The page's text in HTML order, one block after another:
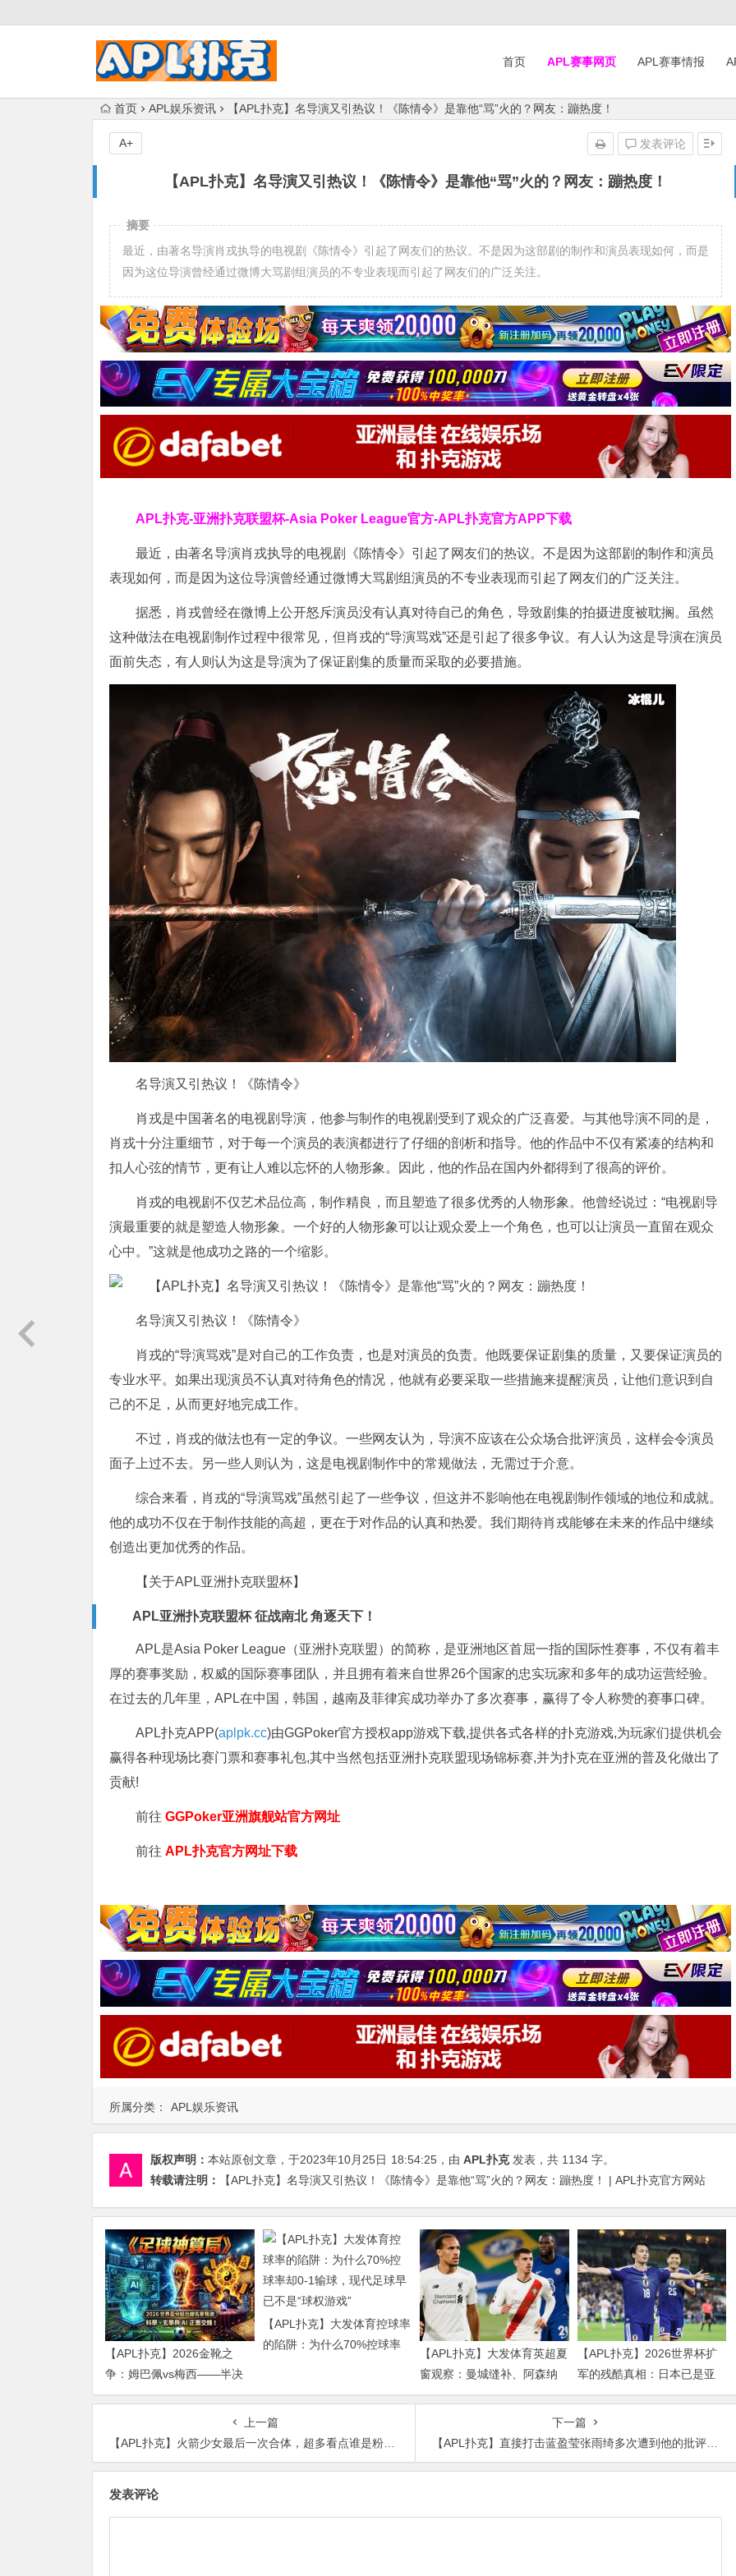
首页 APL赛事网页 APL赛事情报
首页 APL娱乐资讯 【APL扑克】名导演又引热议！《陈情令》是靠他“骂”火的？网友：蹦热度！
【APL扑克】名导演又引热议！《陈情令》是靠他“骂”火的？网友：蹦热度！
发表评论
A+
所属分类： APL娱乐资讯
摘要
最近，由著名导演肖戎执导的电视剧《陈情令》引起了网友们的热议。不是因为这部剧的制作和演员表现如何，而是
因为这位导演曾经通过微博大骂剧组演员的不专业表现而引起了网友们的广泛关注。
APL扑克-亚洲扑克联盟杯-Asia Poker League官方-APL扑克官方APP下载
最近，由著名导演肖戎执导的电视剧《陈情令》引起了网友们的热议。不是因为这部剧的制作和演员
表现如何，而是因为这位导演曾经通过微博大骂剧组演员的不专业表现而引起了网友们的广泛关注。
据悉，肖戎曾经在微博上公开怒斥演员没有认真对待自己的角色，导致剧集的拍摄进度被耽搁。虽然
这种做法在电视剧制作过程中很常见，但肖戎的“导演骂戏”还是引起了很多争议。有人认为这是导演在演员
面前失态，有人则认为这是导演为了保证剧集的质量而采取的必要措施。
名导演又引热议！《陈情令》
肖戎是中国著名的电视剧导演，他参与制作的电视剧受到了观众的广泛喜爱。与其他导演不同的是，
肖戎十分注重细节，对于每一个演员的表演都进行了仔细的剖析和指导。他的作品中不仅有紧凑的结构和
扣人心弦的情节，更有让人难以忘怀的人物形象。因此，他的作品在国内外都得到了很高的评价。
肖戎的电视剧不仅艺术品位高，制作精良，而且塑造了很多优秀的人物形象。他曾经说过：“电视剧导
演最重要的就是塑造人物形象。一个好的人物形象可以让观众爱上一个角色，也可以让演员一直留在观众
心中。”这就是他成功之路的一个缩影。
名导演又引热议！《陈情令》
肖戎的“导演骂戏”是对自己的工作负责，也是对演员的负责。他既要保证剧集的质量，又要保证演员的
专业水平。如果出现演员不认真对待角色的情况，他就有必要采取一些措施来提醒演员，让他们意识到自
己的不足，从而更好地完成工作。
不过，肖戎的做法也有一定的争议。一些网友认为，导演不应该在公众场合批评演员，这样会令演员
面子上过不去。另一些人则认为，这是电视剧制作中的常规做法，无需过于介意。
综合来看，肖戎的“导演骂戏”虽然引起了一些争议，但这并不影响他在电视剧制作领域的地位和成就。
他的成功不仅在于制作技能的高超，更在于对作品的认真和热爱。我们期待肖戎能够在未来的作品中继续
创造出更加优秀的作品。
【关于APL亚洲扑克联盟杯】
APL亚洲扑克联盟杯 征战南北 角逐天下！
APL是Asia Poker League（亚洲扑克联盟）的简称，是亚洲地区首屈一指的国际性赛事，不仅有着丰
厚的赛事奖励，权威的国际赛事团队，并且拥有着来自世界26个国家的忠实玩家和多年的成功运营经验。
在过去的几年里，APL在中国，韩国，越南及菲律宾成功举办了多次赛事，赢得了令人称赞的赛事口碑。
APL扑克APP(aplpk.cc)由GGPoker官方授权app游戏下载,提供各式各样的扑克游戏,为玩家们提供机会
赢得各种现场比赛门票和赛事礼包,其中当然包括亚洲扑克联盟现场锦标赛,并为扑克在亚洲的普及化做出了
贡献!
前往 GGPoker亚洲旗舰站官方网址
前往 APL扑克官方网址下载
版权声明： 本站原创文章，于2023年10月25日 18:54:25 ，由 APL扑克发表，共 1134 字。
转载请注明：
【APL扑克】名导演又引热议！《陈情令》是靠他“骂”火的？网友：蹦热度！ | APL扑克官方网站
【APL扑克】2026金靴之
争：姆巴佩vs梅西——半决
赛前的“双雄会”，这可能是世
【APL扑克】大发体育控球率
的陷阱：为什么70%控球率
【APL扑克】大发体育英超夏
窗观察：曼城缝补、阿森纳
拼图、红军重建、曼联破局
【APL扑克】2026世界杯扩
军的残酷真相：日本已是亚
洲天花板，国足的差距远不
止几个名额
上一篇
【APL扑克】火箭少女最后一次合体，超多看点谁是粉墨门面
下一篇
【APL扑克】直接打击蓝盈莹张雨绮多次遭到他的批评，赵兆凭什么这么硬茬？
发表评论